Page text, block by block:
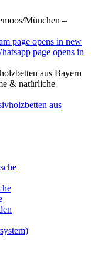
München –
page opens in new
page opens in
aus Bayern
& natürliche